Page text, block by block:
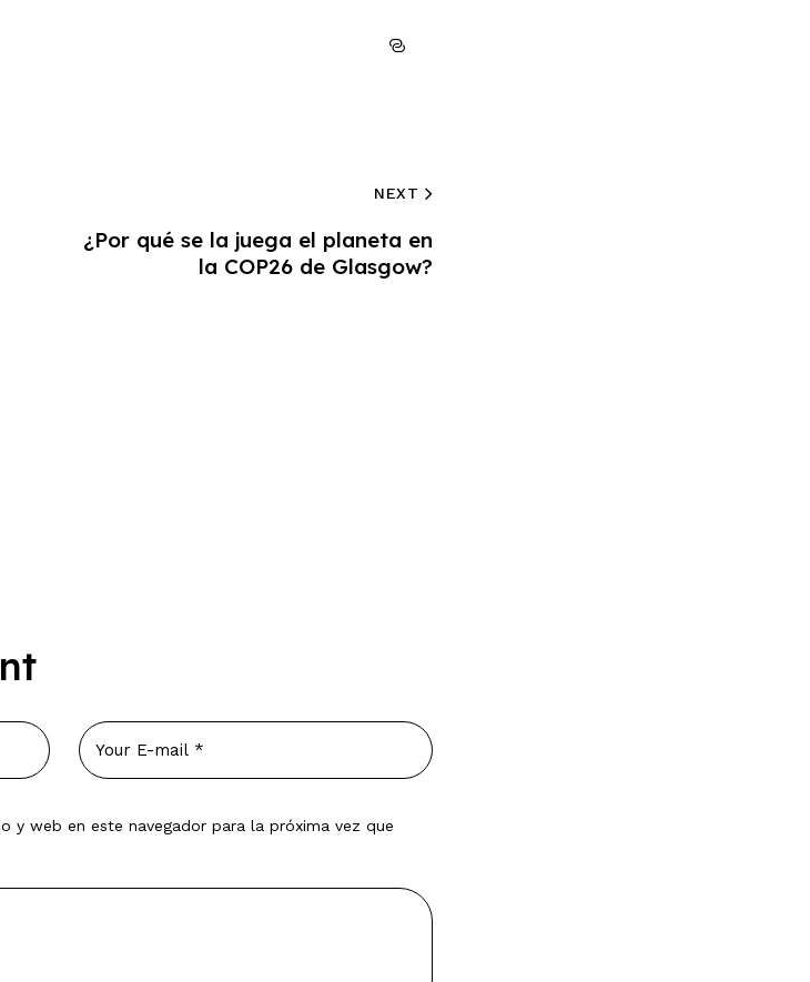
NEXT
¿Por qué se la juega el planeta en
la COP26 de Glasgow?
y web en este navegador para la próxima vez que